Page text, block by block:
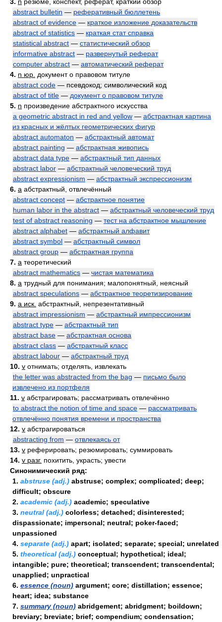
abstract bulletin — реферативный бюллетень
abstract of evidence — краткое изложение доказательств
abstract of statistics — краткая стат справка
statistical abstract — статистический обзор
informative abstract — развернутый реферат
computer abstract — автоматический реферат
4. n юр. документ о правовом титуле
abstract code — псевдокод; символический код
abstract of title — документ о правовом титуле
5. n произведение абстрактного искусства
a geometric abstract in red and yellow — абстрактная картина
из красных и жёлтых геометрических фигур
abstract automaton — абстрактный автомат
abstract painting — абстрактная живопись
abstract data type — абстрактный тип данных
abstract labor — абстрактный человеческий труд
abstract expressionism — абстрактный экспрессионизм
6. a абстрактный, отвлечённый
abstract concept — абстрактное понятие
human labor in the abstract — абстрактный человеческий труд
test of abstract reasoning — тест на абстрактное мышление
abstract alphabet — абстрактный алфавит
abstract symbol — абстрактный символ
abstract group — абстрактная группа
7. a теоретический
abstract mathematics — чистая математика
8. a трудный для понимания; малопонятный, неясный
abstract speculations — абстрактное теоретизирование
9. a иск. абстрактный, непрезентативный
abstract impressionism — абстрактный импрессионизм
abstract type — абстрактный тип
abstract base — абстрактная основа
abstract class — абстрактный класс
abstract labour — абстрактный труд
10. v отнимать; отделять, извлекать
the letter was abstracted from the bag — письмо было
извлечено из портфеля
11. v абстрагировать; рассматривать отвлечённо
to abstract the notion of time and space — рассматривать
отвлечённо понятия времени и пространства
12. v абстрагироваться
abstracting from — отвлекаясь от
13. v реферировать; резюмировать; суммировать
14. v разг. похитить, украсть; увести
Синонимический ряд:
1. abstruse (adj.) abstruse; complex; complicated; deep;
difficult; obscure
2. academic (adj.) academic; speculative
3. neutral (adj.) colorless; detached; disinterested;
dispassionate; impersonal; neutral; poker-faced;
unpassioned
4. separate (adj.) apart; isolated; separate; special; unrelated
5. theoretical (adj.) conceptual; hypothetical; ideal;
intangible; pure; theoretical; transcendent; transcendental;
unapplied; unpractical
6. essence (noun) argument; core; distillation; essence;
heart; idea; substance
7. summary (noun) abridgement; abridgment; boildown;
breviary; breviate; brief; compendium; condensation;